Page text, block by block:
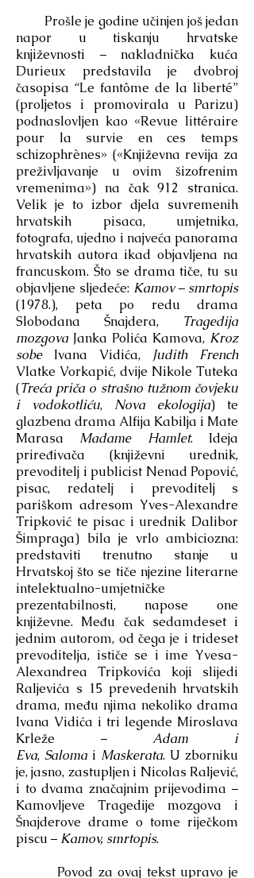
Prošle je godine učinjen još jedan
napor u tiskanju hrvatske
književnosti – nakladnička kuća
Durieux predstavila je dvobroj
časopisa “Le fantôme de la liberté”
(proljetos i promovirala u Parizu)
podnaslovljen kao «Revue littéraire
pour la survie en ces temps
schizophrènes» («Književna revija za
preživljavanje u ovim šizofrenim
vremenima») na čak 912 stranica.
Velik je to izbor djela suvremenih
hrvatskih pisaca, umjetnika,
fotografa, ujedno i najveća panorama
hrvatskih autora ikad objavljena na
francuskom. Što se drama tiče, tu su
objavljene sljedeće: Kamov – smrtopis
(1978.), peta po redu drama
Slobodana Šnajdera, Tragedija
mozgovaJanka Polića Kamova, Kroz
sobeIvana Vidića, Judith French
Vlatke Vorkapić, dvije Nikole Tuteka
(Treća priča o strašno tužnom čovjeku
i vodokotliću, Nova ekologija) te
glazbena drama Alfija Kabilja i Mate
Marasa Madame Hamlet. Ideja
priređivača (književni urednik,
prevoditelj i publicist Nenad Popović,
pisac, redatelj i prevoditelj s
pariškom adresom Yves-Alexandre
Tripković te pisac i urednik Dalibor
Šimpraga) bila je vrlo ambiciozna:
predstaviti trenutno stanje u
Hrvatskoj što se tiče njezine literarne
intelektualno-umjetničke
prezentabilnosti, napose one
književne. Među čak sedamdeset i
jednim autorom, od čega je i trideset
prevoditelja, ističe se i ime Yvesa-
Alexandrea Tripkovića koji slijedi
Raljevića s 15 prevedenih hrvatskih
drama, među njima nekoliko drama
Ivana Vidića i tri legende Miroslava
Krleže –Adam i
Eva, Salomai Maskerata. U zborniku
je, jasno, zastupljen i Nicolas Raljević,
i to dvama značajnim prijevodima –
Kamovljeve Tragedije mozgova i
Šnajderove drame o tome riječkom
piscu – Kamov, smrtopis.
Povod za ovaj tekst upravo je